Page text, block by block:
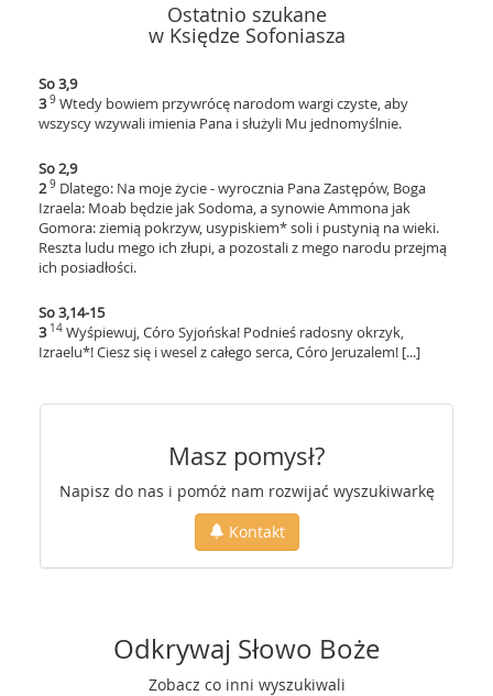
Ostatnio szukane
w Księdze Sofoniasza
So 3,9
3 9 Wtedy bowiem przywrócę narodom wargi czyste, aby
wszyscy wzywali imienia Pana i służyli Mu jednomyślnie.
So 2,9
2 9 Dlatego: Na moje życie - wyrocznia Pana Zastępów, Boga
Izraela: Moab będzie jak Sodoma, a synowie Ammona jak
Gomora: ziemią pokrzyw, usypiskiem* soli i pustynią na wieki.
Reszta ludu mego ich złupi, a pozostali z mego narodu przejmą
ich posiadłości.
So 3,14-15
3 14 Wyśpiewuj, Córo Syjońska! Podnieś radosny okrzyk,
Izraelu*! Ciesz się i wesel z całego serca, Córo Jeruzalem! [...]
Masz pomysł?
Napisz do nas i pomóż nam rozwijać wyszukiwarkę
Kontakt
Odkrywaj Słowo Boże
Zobacz co inni wyszukiwali